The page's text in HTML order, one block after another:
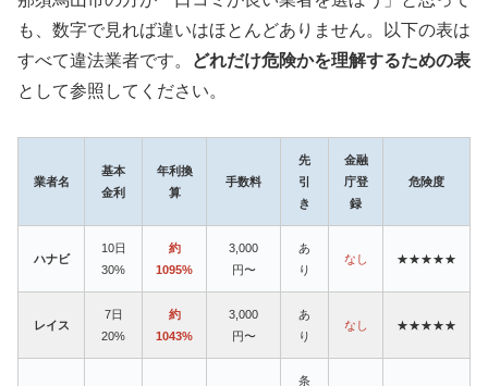
も、数字で見れば違いはほとんどありません。以下の表は
すべて違法業者です。
どれだけ危険かを理解するための表
として参照してください。
業者名
基本
金利
年利換
算
手数料
先
引
き
金融
庁登
録
危険度
ハナビ
10日
30%
約
1095%
3,000
円〜
あ
り
なし ★★★★★
レイス
7日
20%
約
1043%
3,000
円〜
あ
り
なし ★★★★★
条